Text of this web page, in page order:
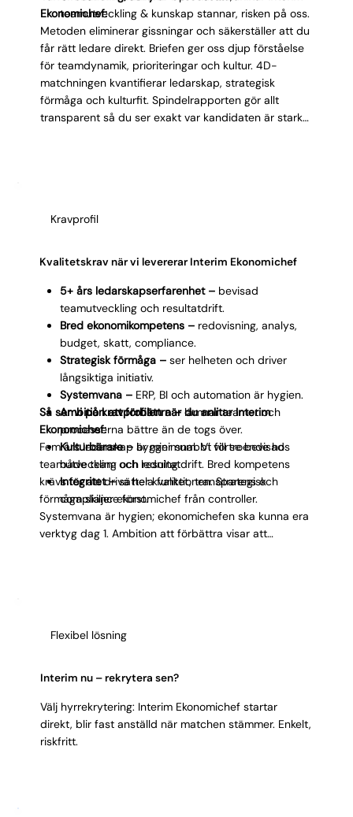
teamutveckling & kunskap stannar, risken på oss.
Ekonomichef:
Metoden eliminerar gissningar och säkerställer att du
får rätt ledare direkt. Briefen ger oss djup förståelse
för teamdynamik, prioriteringar och kultur. 4D-
matchningen kvantifierar ledarskap, strategisk
förmåga och kulturfit. Spindelrapporten gör allt
transparent så du ser exakt var kandidaten är stark
kvalitet som håller långt efter. Om något inte funkar
Kravprofil
Kvalitetskrav när vi levererar Interim Ekonomichef
5+ års ledarskapserfarenhet –bevisad
teamutveckling och resultatdrift.
Bred ekonomikompetens –redovisning, analys,
budget, skatt, compliance.
Strategisk förmåga –ser helheten och driver
långsiktiga initiativ.
Systemvana –ERP, BI och automation är hygien.
Ambition att förbättra –lämnar teamet och
processerna bättre än de togs över.
Kulturbärare –bygger snabbt förtroende hos
både team och ledning.
Integritet –sätter kvalitet, transparens och
compliance först.
Så ser vi på kravprofilen när du anlitar Interim
Ekonomichef:
Fem års ledarskap är minimum. Vi vill se bevisad
teamutveckling och resultatdrift. Bred kompetens
krävs för att driva hela funktionen. Strategisk
förmåga skiljer ekonomichef från controller.
Systemvana är hygien; ekonomichefen ska kunna era
verktyg dag 1. Ambition att förbättra visar att
Flexibel lösning
Interim nu – rekrytera sen?
Välj hyrrekrytering: Interim Ekonomichef startar
direkt, blir fast anställd när matchen stämmer. Enkelt,
riskfritt.